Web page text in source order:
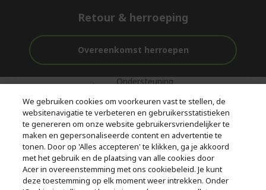
Retour & herroeping
Overeenkomst herroepen
Gratis
bezorging
Ondersteuning
aankoop
Veilig
Betalen
© 2026 Acer Inc.
CPYou BV is de erkende reseller van de producten en diensten die
in deze winkel worden aangeboden.
We gebruiken cookies om voorkeuren vast te stellen, de
websitenavigatie te verbeteren en gebruikersstatistieken
te genereren om onze website gebruikersvriendelijker te
maken en gepersonaliseerde content en advertentie te
tonen. Door op 'Alles accepteren' te klikken, ga je akkoord
met het gebruik en de plaatsing van alle cookies door
Acer in overeenstemming met ons cookiebeleid. Je kunt
deze toestemming op elk moment weer intrekken. Onder